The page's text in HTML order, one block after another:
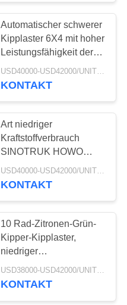
Automatischer schwerer
Kipplaster 6X4 mit hoher
Leistungsfähigkeit der
Abdeckungs-5800 *
2300 * 1500mm
KONTAKT
Art niedriger
Kraftstoffverbrauch
SINOTRUK HOWO
371HP 6X4 U des
Pritschenaufbau-
USD40000-USD42000/UNIT)negotiation MOQ:1 EINHEIT
KONTAKT
10 Rad-Zitronen-Grün-
Kipper-Kipplaster,
niedriger
Kraftstoffverbrauch-
schwerer Kipplaster
USD38000-USD42000/UNIT)negotiation MOQ:1 EINHEIT
KONTAKT